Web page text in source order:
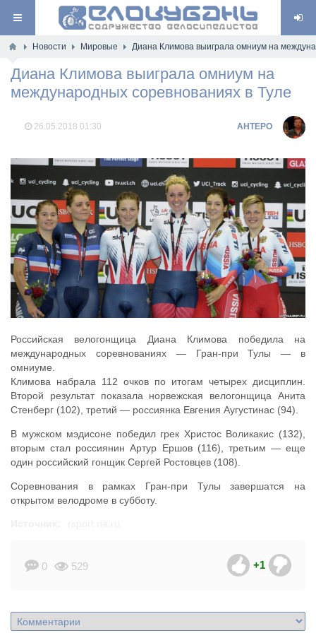
Новости Мировые Диана Климова выиграла омниум на
Диана Климова выиграла омниум на
международных соревнованиях в Туле
26.05.2018 01:30 AHTEPO
Российская велогонщица Диана Климова победила на
международных соревнованиях — Гран-при Тулы — в
омниуме.
Климова набрала 112 очков по итогам четырех дисциплин.
Второй результат показала норвежская велогонщица Анита
Стенберг (102), третий — россиянка Евгения Аугустинас (94).
В мужском мэдисоне победил грек Христос Воликакис (132),
вторым стал россиянин Артур Ершов (116), третьим — еще
один российский гонщик Сергей Ростовцев (108).
Соревнования в рамках Гран-при Тулы завершатся на
открытом велодроме в субботу.
0 529 +1